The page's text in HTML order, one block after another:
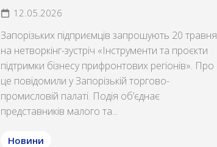
12.05.2026
Запорізьких підприємців запрошують 20 травня
на нетворкінг-зустріч «Інструменти та проєкти
підтримки бізнесу прифронтових регіонів». Про
це повідомили у Запорізькій торгово-
промисловій палаті. Подія об’єднає
представників малого та...
Новини